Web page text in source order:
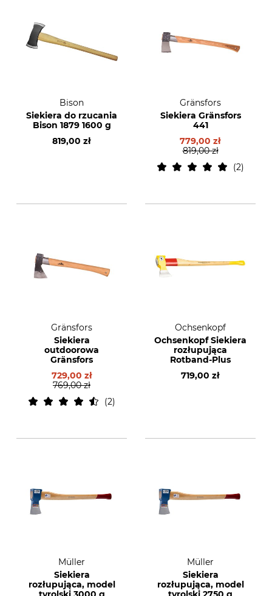
Bison
Siekiera do rzucania
Bison 1879 1600 g
819,00 zł
Gränsfors
Siekiera Gränsfors
441
779,00 zł
819,00 zł
2
Gränsfors
Siekiera
outdoorowa
Gränsfors
729,00 zł
769,00 zł
2
Ochsenkopf
Ochsenkopf Siekiera
rozłupująca
Rotband-Plus
719,00 zł
Müller
Siekiera
rozłupująca, model
Müller
Siekiera
rozłupująca, model